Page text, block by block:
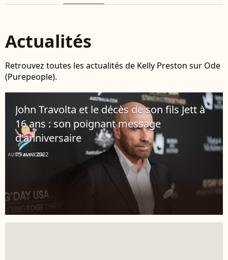
Actualités
Retrouvez toutes les actualités de Kelly Preston sur Ode
(Purepeople).
John Travolta et le décès de son fils Jett à
16 ans : son poignant message
d'anniversaire
15 avril 2022